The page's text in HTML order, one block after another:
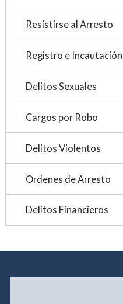
Resistirse al Arresto
Registro e Incautación
Delitos Sexuales
Cargos por Robo
Delitos Violentos
Ordenes de Arresto
Delitos Financieros